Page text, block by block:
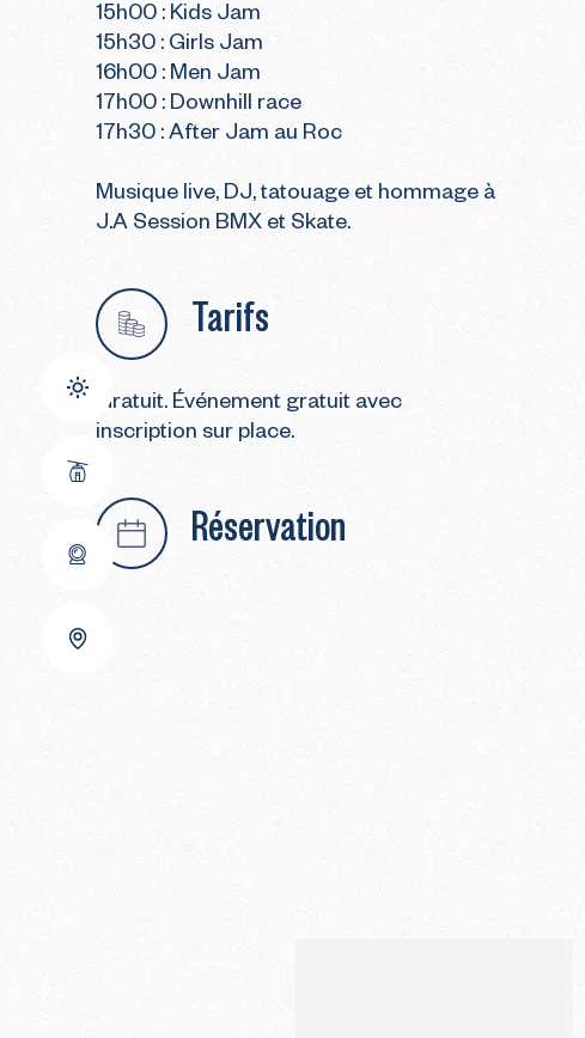
15h00 : Kids Jam
15h30 : Girls Jam
16h00 : Men Jam
17h00 : Downhill race
17h30 : After Jam au Roc
Musique live, DJ, tatouage et hommage à
J.A Session BMX et Skate.
Tarifs
Gratuit. Événement gratuit avec
inscription sur place.
Réservation